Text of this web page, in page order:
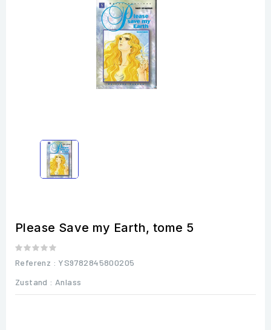
Please Save my Earth, tome 5
Referenz : YS9782845800205
Zustand : Anlass